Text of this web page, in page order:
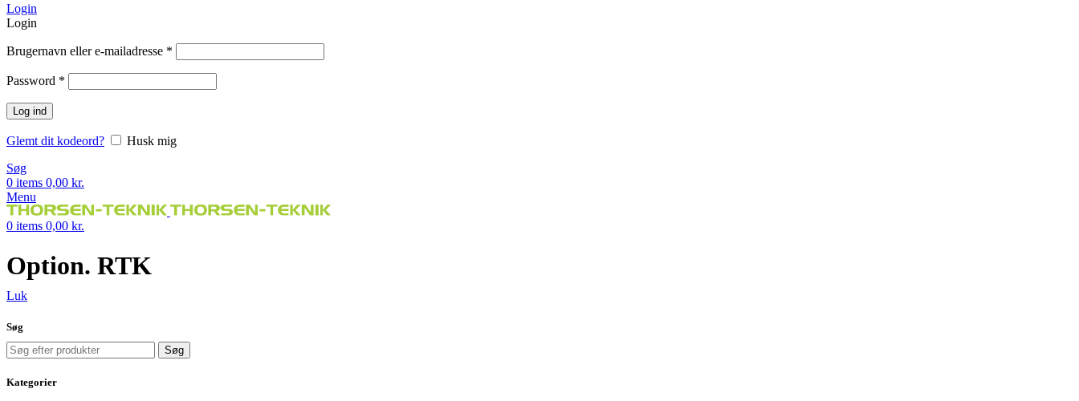
Login
Login
Brugernavn eller e-mailadresse *
Password *
Log ind
Glemt dit kodeord?
Husk mig
Søg
0 items 0,00 kr.
Menu
0 items 0,00 kr.
Option. RTK
Luk
Søg
Søg
Kategorier